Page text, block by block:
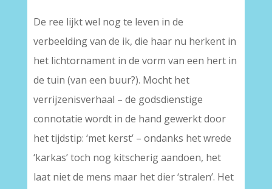
De ree lijkt wel nog te leven in de
verbeelding van de ik, die haar nu herkent in
het lichtornament in de vorm van een hert in
de tuin (van een buur?). Mocht het
verrijzenisverhaal – de godsdienstige
connotatie wordt in de hand gewerkt door
het tijdstip: ‘met kerst’ – ondanks het wrede
‘karkas’ toch nog kitscherig aandoen, het
laat niet de mens maar het dier ‘stralen’. Het